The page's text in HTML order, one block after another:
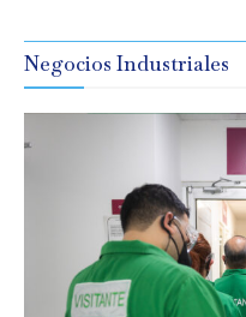
Negocios Industriales